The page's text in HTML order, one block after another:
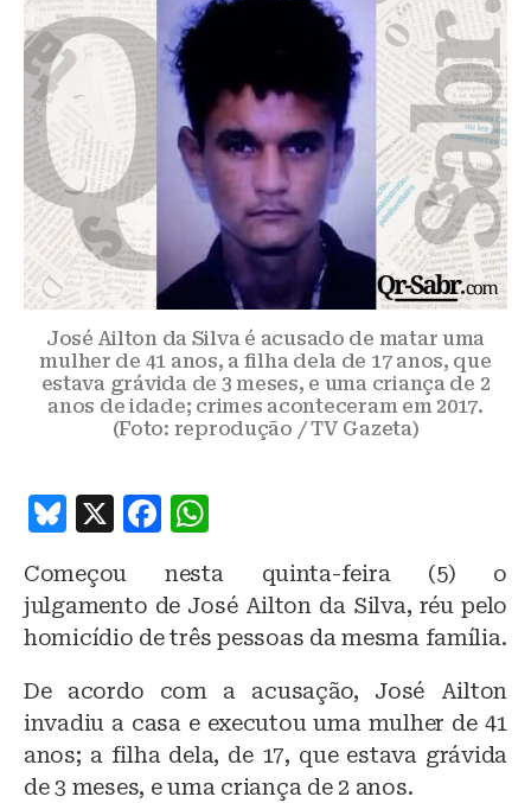
José Ailton da Silva é acusado de matar uma
mulher de 41 anos, a filha dela de 17 anos, que
estava grávida de 3 meses, e uma criança de 2
anos de idade; crimes aconteceram em 2017.
(Foto: reprodução / TV Gazeta)
B
e
s
y
X
F
c
e
o
o
k
at
s
A
p
p
Começou nesta quinta-feira (5) o
julgamento de José Ailton da Silva, réu pelo
homicídio de três pessoas da mesma família.
De acordo com a acusação, José Ailton
invadiu a casa e executou uma mulher de 41
anos; a filha dela, de 17, que estava grávida
de 3 meses, e uma criança de 2 anos.